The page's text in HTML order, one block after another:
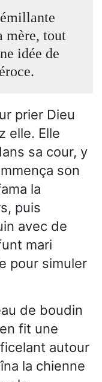
mère, tout
idée de
prier Dieu
elle. Elle
sa cour, y
son
la
puis
avec de
mari
pour simuler
de boudin
fit une
autour
la chienne